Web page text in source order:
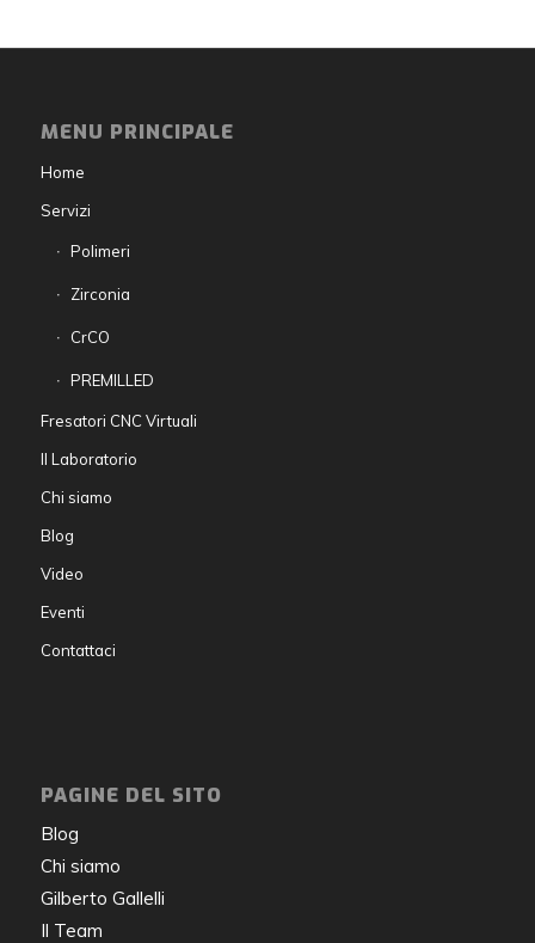
MENU PRINCIPALE
Home
Servizi
Polimeri
Zirconia
CrCO
PREMILLED
Fresatori CNC Virtuali
Il Laboratorio
Chi siamo
Blog
Video
Eventi
Contattaci
PAGINE DEL SITO
Blog
Chi siamo
Gilberto Gallelli
Il Team